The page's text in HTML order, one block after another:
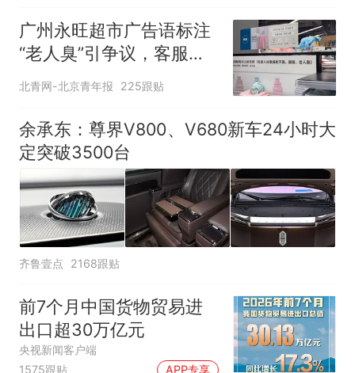
广州永旺超市广告语标注
“老人臭”引争议，客服回
应
北青网-北京青年报 225跟贴
余承东：尊界V800、V680新车24小时大
定突破3500台
齐鲁壹点 2168跟贴
前7个月中国货物贸易进
出口超30万亿元
央视新闻客户端
1575跟贴
APP专享